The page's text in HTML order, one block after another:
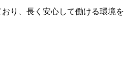
り、長く安心して働ける環境を